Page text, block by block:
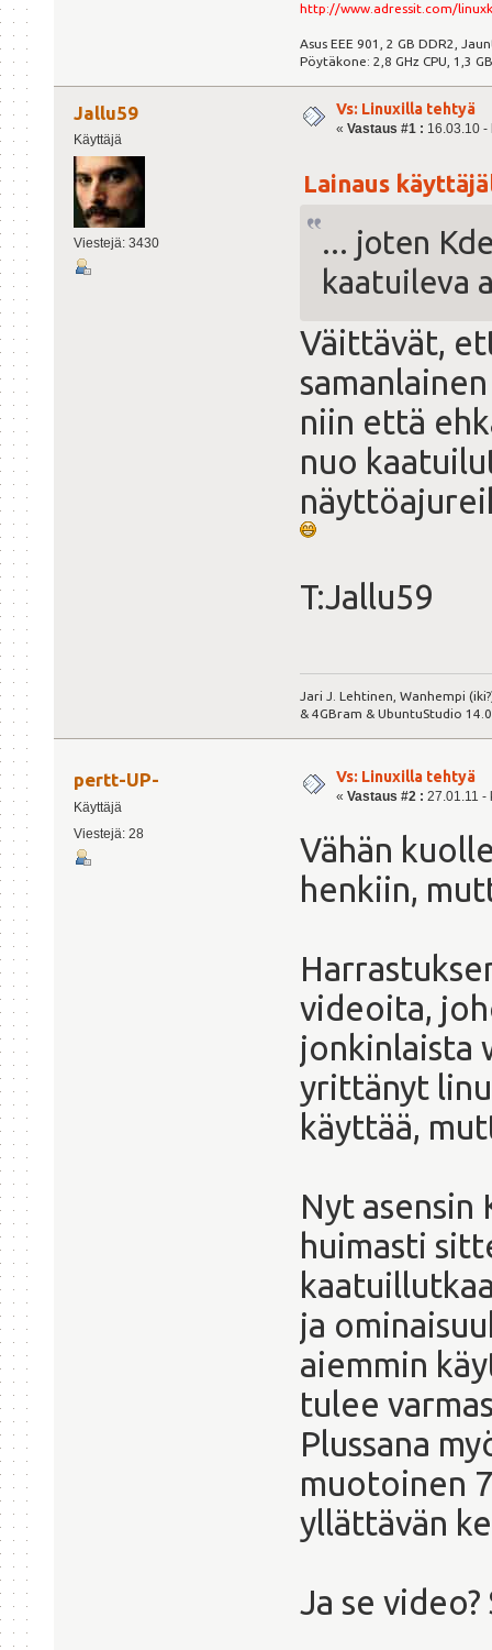
http://www.adressit.com/
Asus EEE 901, 2 GB DDR2,
Pöytäkone: 2,8 GHz CPU, 1,3
Jallu59
Käyttäjä
Viestejä: 3430
Vs: Linuxilla tehtyä
« Vastaus #1 : 16.03.10 -
Lainaus
... joten
kaatuileva
Väittävät,
niin että
nuo
T:Jallu59
Jari J. Lehtinen, Wanhempi
& 4GBram & UbuntuStudio
pertt-UP-
Käyttäjä
Viestejä: 28
Vs: Linuxilla tehtyä
« Vastaus #2 : 27.01.11 -
Vähän
henkiin,
videoita,
jonkinlaista
yrittänyt
käyttää,
Nyt
huimasti
ja
aiemmin
tulee
Plussana
muotoinen
yllättävän
Ja se